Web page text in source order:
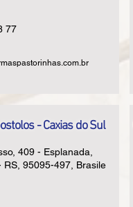
77
- Caxias do Sul
409 - Esplanada,
RS, 95095-497, Brasile